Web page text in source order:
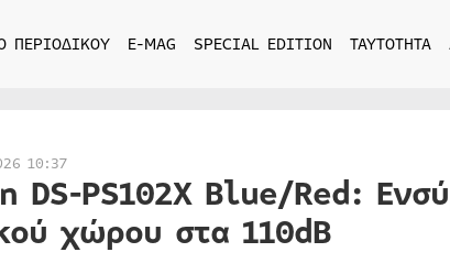
ΠΕΡΙΟΔΙΚΟΥ E-MAG SPECIAL EDITION ΤΑΥΤΟΤΗΤΑ
10:37
PS102X Blue/Red:
χώρου στα 110dB